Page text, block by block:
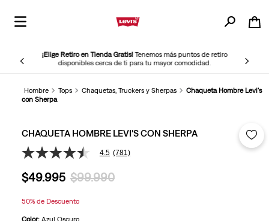
¡Elige Retiro en Tienda Gratis!Tenemos más puntos de retiro
disponibles cerca de ti para tu mayor comodidad.
Hombre Tops Chaquetas, Truckers y Sherpas
Chaqueta Hombre Levi's
con Sherpa
CHAQUETA HOMBRE LEVI'S CON SHERPA
4.5
5
estrellas,
medio
de
4.5 (781)
$49.995 $99.990
50%de Descuento
Color: Azul Oscuro